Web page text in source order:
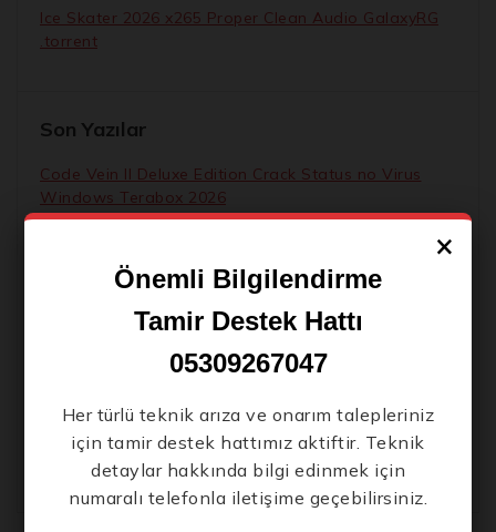
Ice Skater 2026 x265 Proper Clean Audio GalaxyRG
.torrent
Son Yazılar
Code Vein II Deluxe Edition Crack Status no Virus
Windows Terabox 2026
Microsoft 365 Pro Plus Slim No License Key Needed
Movavi Video Converter Premium License[Activated]
[100% Worked] [x86-x64] [Latest] 2026
Alien Spa 2026 Pre-DVDRip AVI Complete 720p
Ice Skater 2026 x265 Proper Clean Audio GalaxyRG
.torrent
×
Önemli Bilgilendirme
Tamir Destek Hattı
05309267047
Her türlü teknik arıza ve onarım talepleriniz
için tamir destek hattımız aktiftir. Teknik
detaylar hakkında bilgi edinmek için
numaralı telefonla iletişime geçebilirsiniz.